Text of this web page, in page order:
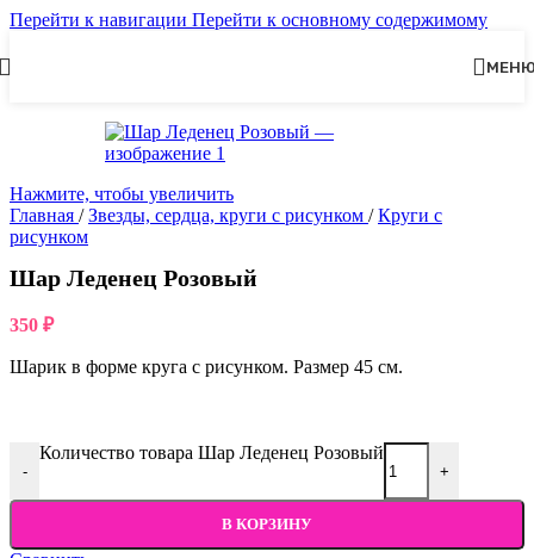
Перейти к навигации Перейти к основному содержимому
Нажмите, чтобы увеличить
Главная / Звезды, сердца, круги с рисунком / Круги с
рисунком
Шар Леденец Розовый
350 ₽
Шарик в форме круга с рисунком. Размер 45 см.
-
Количество товара Шар Леденец Розовый
+
В КОРЗИНУ